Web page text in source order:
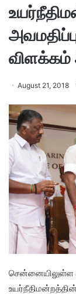
விளக்கம்
August 21, 2018
சென்னையிலுள்ள